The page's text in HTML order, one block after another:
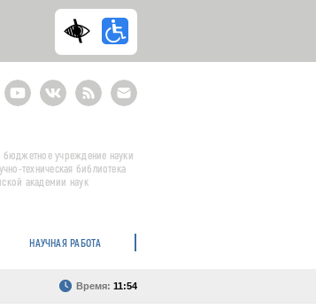
YoutubeВКонтактеRSS
E-
mail
подписка
бюджетное учреждение науки
техническая библиотека
академии наук
НАУЧНАЯ РАБОТА
Время: 11:54